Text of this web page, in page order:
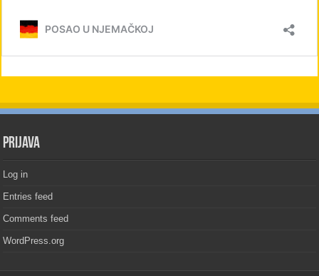
PRIJAVA
Log in
Entries feed
Comments feed
WordPress.org